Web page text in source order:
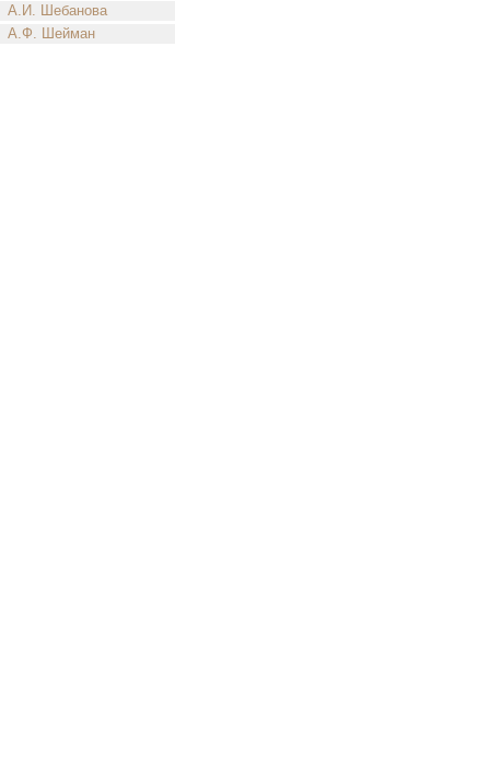
А.И. Шебанова
А.Ф. Шейман